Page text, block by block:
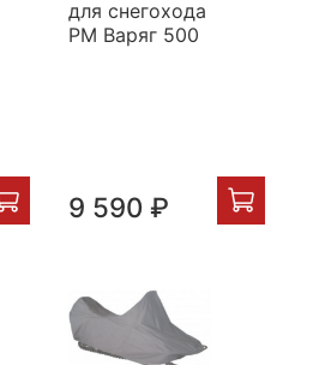
для снегохода
РМ Варяг 500
9 590 ₽